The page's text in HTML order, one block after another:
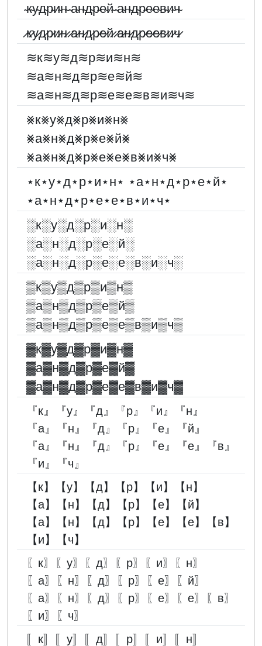
̴к̴у̴д̴р̴и̴н̴ ̴а̴н̴д̴р̴е̴й̴ ̴а̴н̴д̴р̴е̴е̴в̴и̴ч̴
̷к̷у̷д̷р̷и̷н̷ ̷а̷н̷д̷р̷е̷й̷ ̷а̷н̷д̷р̷е̷е̷в̷и̷ч̷
≋к≋у≋д≋р≋и≋н≋
≋а≋н≋д≋р≋е≋й≋
≋а≋н≋д≋р≋е≋е≋в≋и≋ч≋
⨳к⨳у⨳д⨳р⨳и⨳н⨳
⨳а⨳н⨳д⨳р⨳е⨳й⨳
⨳а⨳н⨳д⨳р⨳е⨳е⨳в⨳и⨳ч⨳
⋆к⋆у⋆д⋆р⋆и⋆н⋆ ⋆а⋆н⋆д⋆р⋆е⋆й⋆
⋆а⋆н⋆д⋆р⋆е⋆е⋆в⋆и⋆ч⋆
░︎к░︎у░︎д░︎р░︎и░︎н░︎
░︎а░︎н░︎д░︎р░︎е░︎й░︎
░︎а░︎н░︎д░︎р░︎е░︎е░︎в░︎и░︎ч░︎
▒к▒у▒д▒р▒и▒н▒
▒а▒н▒д▒р▒е▒й▒
▒а▒н▒д▒р▒е▒е▒в▒и▒ч▒
▓︎к▓︎у▓︎д▓︎р▓︎и▓︎н▓︎
▓︎а▓︎н▓︎д▓︎р▓︎е▓︎й▓︎
▓︎а▓︎н▓︎д▓︎р▓︎е▓︎е▓︎в▓︎и▓︎ч▓︎
『к』『у』『д』『р』『и』『н』
『а』『н』『д』『р』『е』『й』
『а』『н』『д』『р』『е』『е』『в』
『и』『ч』
【к】【у】【д】【р】【и】【н】
【а】【н】【д】【р】【е】【й】
【а】【н】【д】【р】【е】【е】【в】
【и】【ч】
〖к〗〖у〗〖д〗〖р〗〖и〗〖н〗
〖а〗〖н〗〖д〗〖р〗〖е〗〖й〗
〖а〗〖н〗〖д〗〖р〗〖е〗〖е〗〖в〗
〖и〗〖ч〗
〚к〛〚у〛〚д〛〚р〛〚и〛〚н〛